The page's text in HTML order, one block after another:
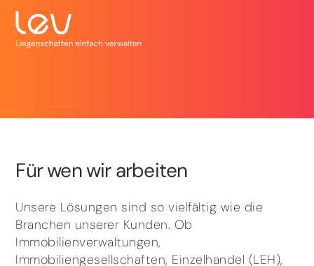
Für wen wir arbeiten
Unsere Lösungen sind so vielfältig wie die
Branchen unserer Kunden. Ob
Immobilienverwaltungen,
Immobiliengesellschaften, Einzelhandel (LEH),